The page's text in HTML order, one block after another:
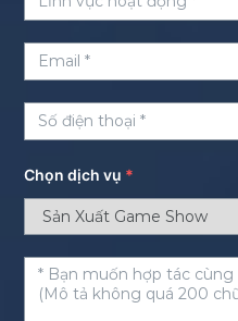
Chọn dịch vụ *